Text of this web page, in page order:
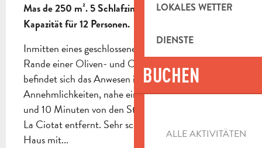
LOKALES WETTER
DIENSTE
BUCHEN
ALLE AKTIVITÄTEN
Mas de 250 m². 5 Schlafzimmer. Schwimmbad.
Kapazität für 12 Personen.
Inmitten eines geschlossenen Parks mit Bäumen, am
Rande einer Oliven- und Obstplantage gelegen,
befindet sich das Anwesen in der Nähe aller
Annehmlichkeiten, nahe einer Autobahnausfahrt
und 10 Minuten von den Stränden von Cassis oder
La Ciotat entfernt. Sehr schönes provenzalisches
Haus mit...